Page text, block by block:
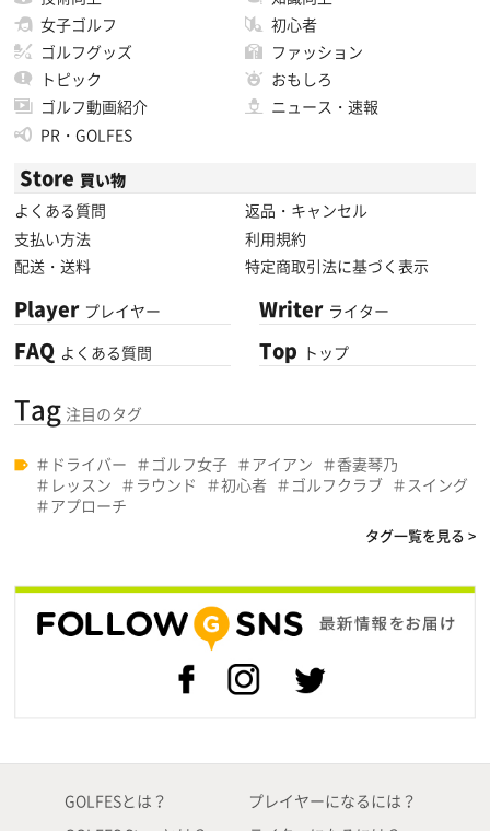
女子ゴルフ
初心者
ゴルフグッズ
ファッション
トピック
おもしろ
ゴルフ動画紹介
ニュース・速報
PR・GOLFES
Store 買い物
よくある質問
返品・キャンセル
支払い方法
利用規約
配送・送料
特定商取引法に基づく表示
Player プレイヤー
FAQ よくある質問
Writer ライター
Top トップ
Tag 注目のタグ
ドライバー ゴルフ女子 アイアン
香妻琴乃
レッスン
ラウンド 初心者 ゴルフクラブ
スイング
アプローチ
タグ一覧を見る >
GOLFESとは？
プレイヤーになるには？